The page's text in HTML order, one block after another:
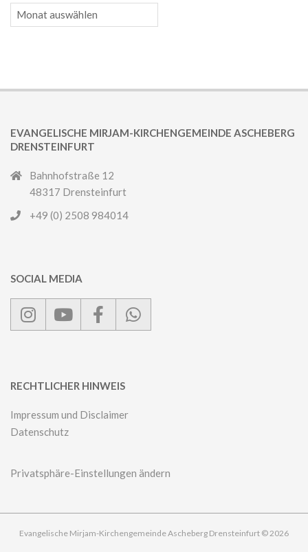
Archiv
EVANGELISCHE MIRJAM-KIRCHENGEMEINDE ASCHEBERG
DRENSTEINFURT
Bahnhofstraße 12
48317 Drensteinfurt
+49 (0) 2508 984014
SOCIAL MEDIA
RECHTLICHER HINWEIS
Impressum und Disclaimer
Datenschutz
Privatsphäre-Einstellungen ändern
Evangelische Mirjam-Kirchengemeinde Ascheberg Drensteinfurt © 2026